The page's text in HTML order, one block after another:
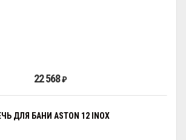
22 568₽
ДЛЯ БАНИ ASTON 12 INOX